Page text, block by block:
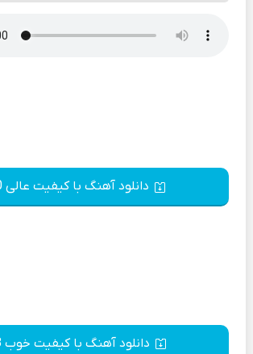
دانلود آهنگ با کیفیت عالی 320
دانلود آهنگ با کیفیت خوب 128